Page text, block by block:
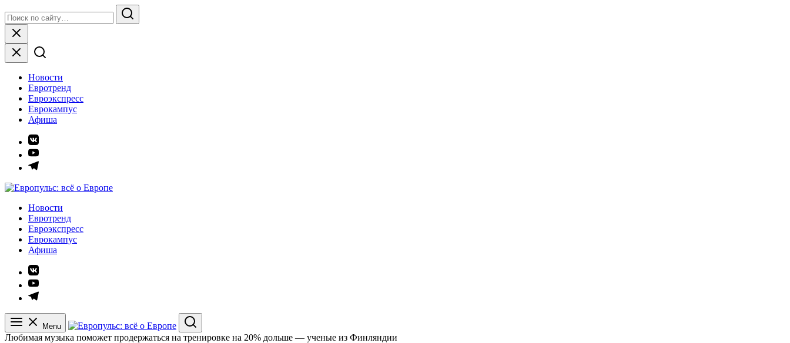
to
content
for:
Search
Close
Новости
Евротренд
Евроэкспресс
Еврокампус
Афиша
Элемент
меню
Элемент
меню
Элемент
Европульс: всё о Европе
Новости
Евротренд
Евроэкспресс
Еврокампус
Афиша
Элемент
меню
Элемент
меню
Элемент
Menu
Search
Любимая музыка поможет продержаться на тренировке на 20% дольше — ученые из Финляндии